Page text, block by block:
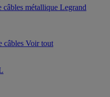
câbles métallique Legrand
câbles Voir tout